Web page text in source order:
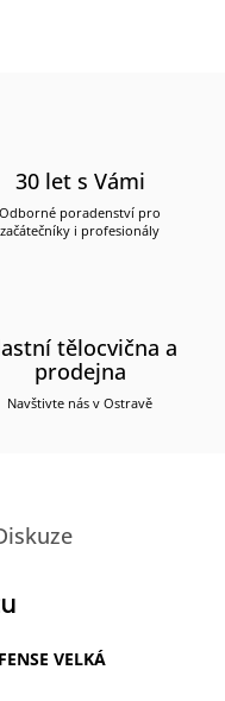
30 let s Vámi
Odborné poradenství pro
začátečníky i profesionály
tělocvična a
prodejna
Navštivte nás v Ostravě
VELKÁ